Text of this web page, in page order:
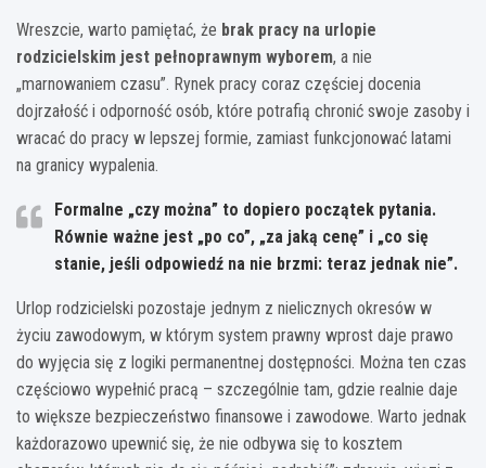
Wreszcie, warto pamiętać, że brak pracy na urlopie
rodzicielskim jest pełnoprawnym wyborem, a nie
„marnowaniem czasu”. Rynek pracy coraz częściej docenia
dojrzałość i odporność osób, które potrafią chronić swoje zasoby i
wracać do pracy w lepszej formie, zamiast funkcjonować latami
na granicy wypalenia.
Formalne „czy można” to dopiero początek pytania.
Równie ważne jest „po co”, „za jaką cenę” i „co się
stanie, jeśli odpowiedź na nie brzmi: teraz jednak nie”.
Urlop rodzicielski pozostaje jednym z nielicznych okresów w
życiu zawodowym, w którym system prawny wprost daje prawo
do wyjęcia się z logiki permanentnej dostępności. Można ten czas
częściowo wypełnić pracą – szczególnie tam, gdzie realnie daje
to większe bezpieczeństwo finansowe i zawodowe. Warto jednak
każdorazowo upewnić się, że nie odbywa się to kosztem